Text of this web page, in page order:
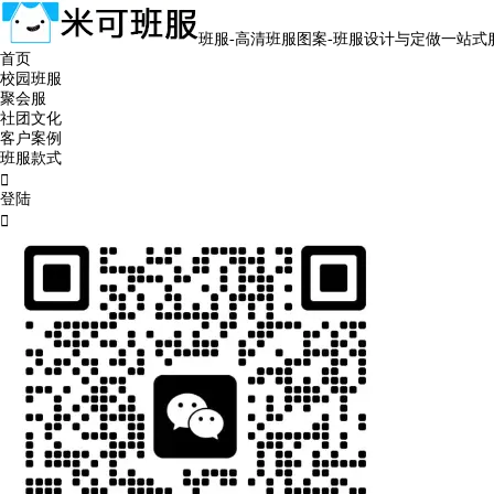
班服-高清班服图案-班服设计与定做一站式
首页
校园班服
聚会服
社团文化
客户案例
班服款式

登陆
